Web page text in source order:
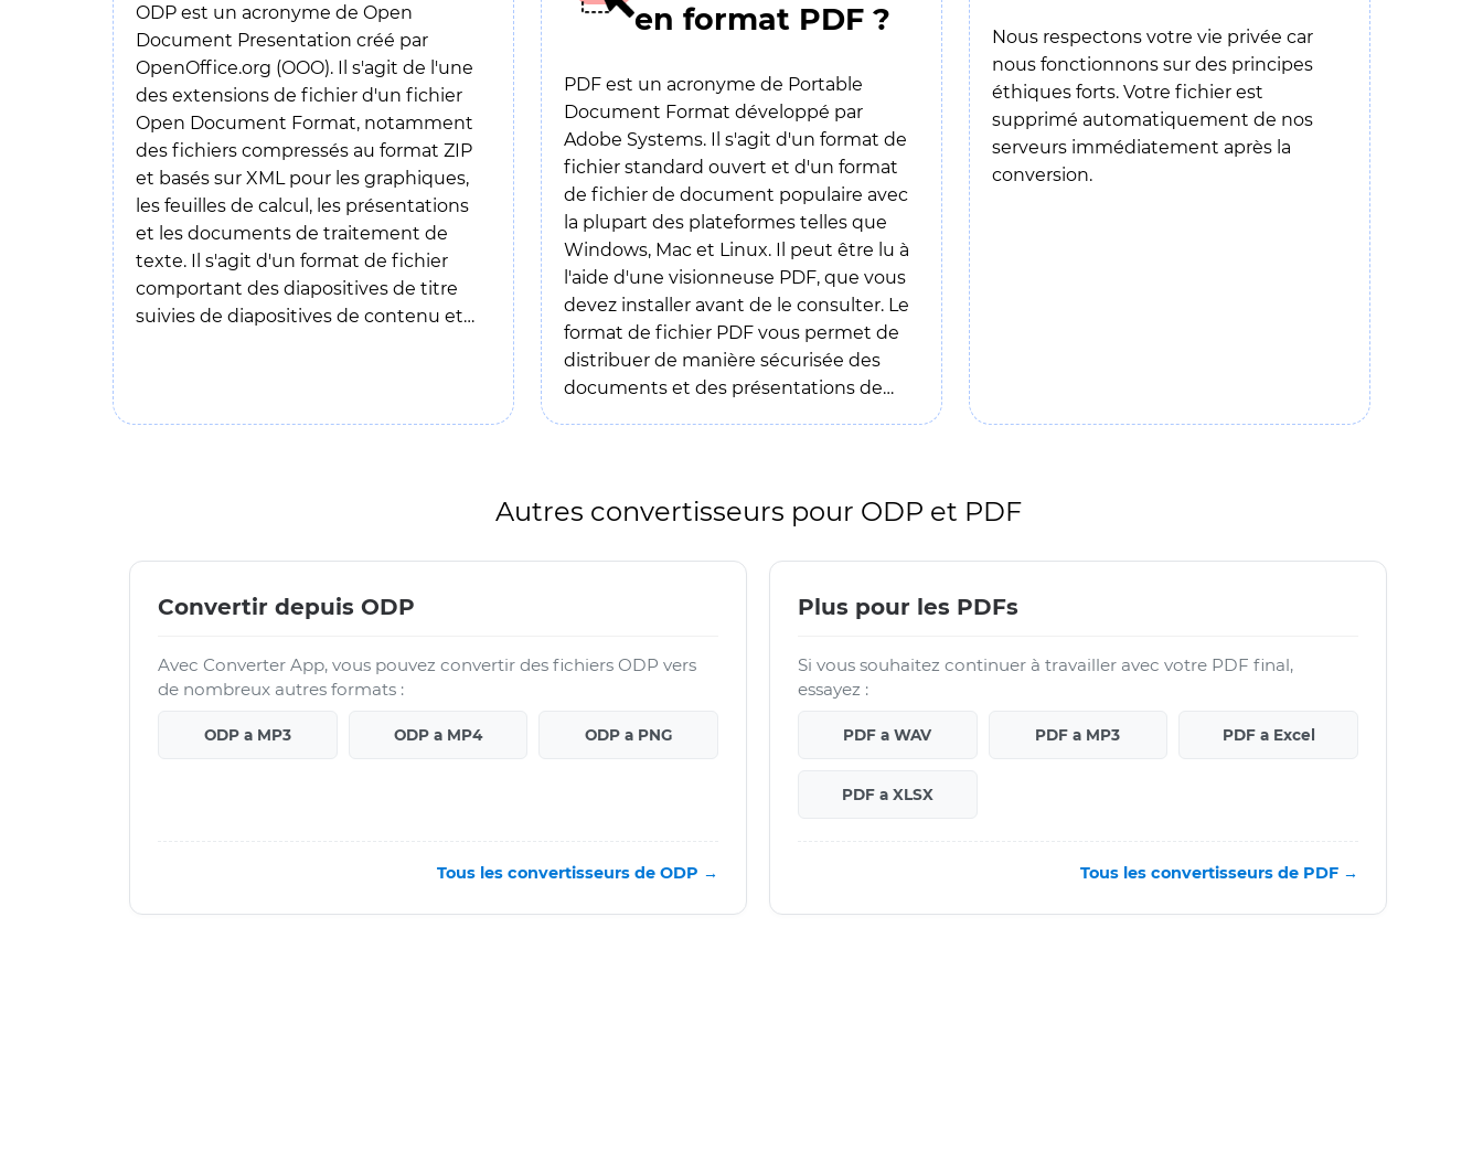
ODP est un acronyme de Open
Document Presentation créé par
OpenOffice.org (OOO). Il s'agit de l'une
des extensions de fichier d'un fichier
Open Document Format, notamment
des fichiers compressés au format ZIP
et basés sur XML pour les graphiques,
les feuilles de calcul, les présentations
et les documents de traitement de
texte. Il s'agit d'un format de fichier
comportant des diapositives de titre
suivies de diapositives de contenu et
Vous pouvez enregistrer un fichier ODP
l'ouvrir.
en format PDF ?
PDF est un acronyme de Portable
Document Format développé par
Adobe Systems. Il s'agit d'un format de
fichier standard ouvert et d'un format
de fichier de document populaire avec
la plupart des plateformes telles que
Windows, Mac et Linux. Il peut être lu à
l'aide d'une visionneuse PDF, que vous
devez installer avant de le consulter. Le
format de fichier PDF vous permet de
distribuer de manière sécurisée des
documents et des présentations de
le plus grand nombre de personnes
possible.
Nous respectons votre vie privée car
nous fonctionnons sur des principes
éthiques forts. Votre fichier est
supprimé automatiquement de nos
serveurs immédiatement après la
conversion.
Autres convertisseurs pour ODP et PDF
Convertir depuis ODP
Avec Converter App, vous pouvez convertir des fichiers ODP vers
de nombreux autres formats :
ODP a MP3 ODP a MP4 ODP a PNG
Tous les convertisseurs de ODP →
Plus pour les PDFs
Si vous souhaitez continuer à travailler avec votre PDF final,
essayez :
PDF a WAV PDF a MP3 PDF a Excel
PDF a XLSX
Tous les convertisseurs de PDF →